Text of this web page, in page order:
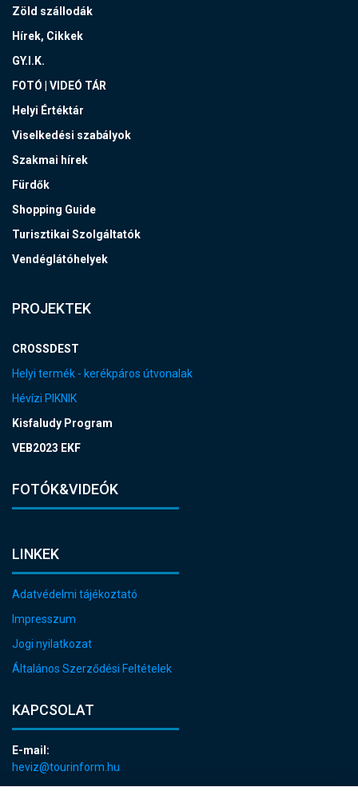
Zöld szállodák
Hírek, Cikkek
GY.I.K.
FOTÓ | VIDEÓ TÁR
Helyi Értéktár
Viselkedési szabályok
Szakmai hírek
Fürdők
Shopping Guide
Turisztikai Szolgáltatók
Vendéglátóhelyek
PROJEKTEK
CROSSDEST
Helyi termék - kerékpáros útvonalak
Hévízi PIKNIK
Kisfaludy Program
VEB2023 EKF
FOTÓK&VIDEÓK
LINKEK
Adatvédelmi tájékoztató
Impresszum
Jogi nyilatkozat
Általános Szerződési Feltételek
KAPCSOLAT
E-mail:
heviz@tourinform.hu